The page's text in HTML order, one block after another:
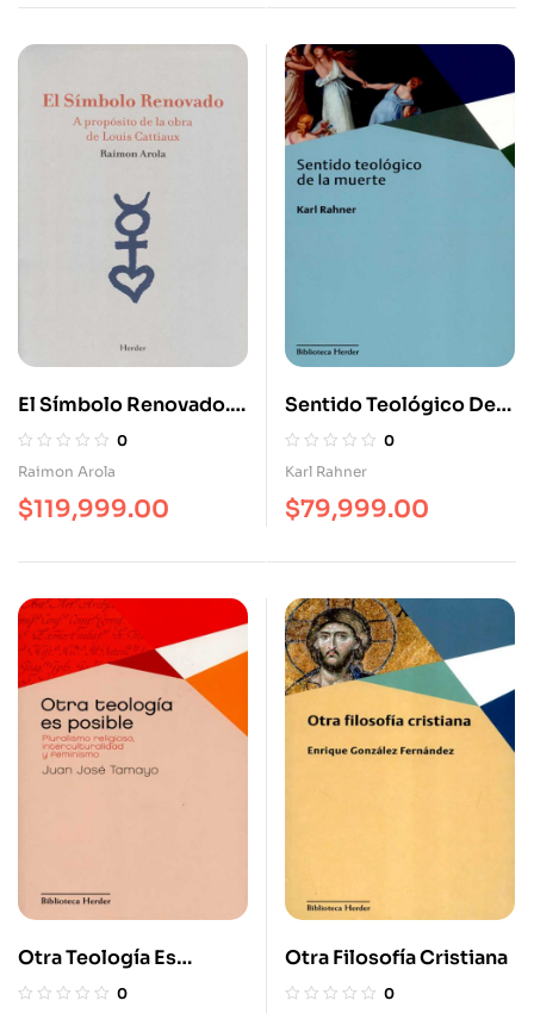
El Símbolo Renovado. A
Propósito De La Obra
De Louis Cattiaux
0
Raimon Arola
$119,999.00
Sentido Teológico De
La Muerte 0
Karl Rahner
$79,999.00
Otra Teología Es
Posible
0
Otra Filosofía Cristiana
0